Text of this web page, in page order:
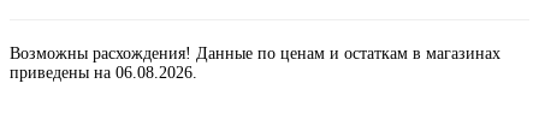
Возможны расхождения! Данные по ценам и остаткам в магазинах
приведены на 06.08.2026.